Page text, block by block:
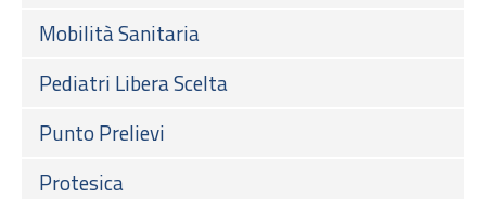
Mobilità Sanitaria
Pediatri Libera Scelta
Punto Prelievi
Protesica